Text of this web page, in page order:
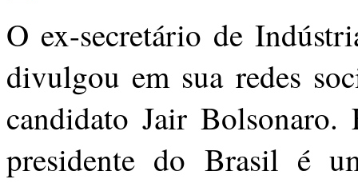
O ex-secretário de
divulgou em sua redes
candidato Jair
presidente do Brasil é